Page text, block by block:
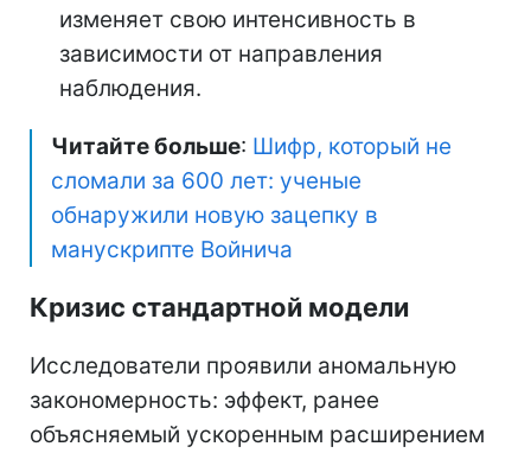
изменяет свою интенсивность в
зависимости от направления
наблюдения.
Читайте больше: Шифр, который не
сломали за 600 лет: ученые
обнаружили новую зацепку в
манускрипте Войнича
Кризис стандартной модели
Исследователи проявили аномальную
закономерность: эффект, ранее
объясняемый ускоренным расширением